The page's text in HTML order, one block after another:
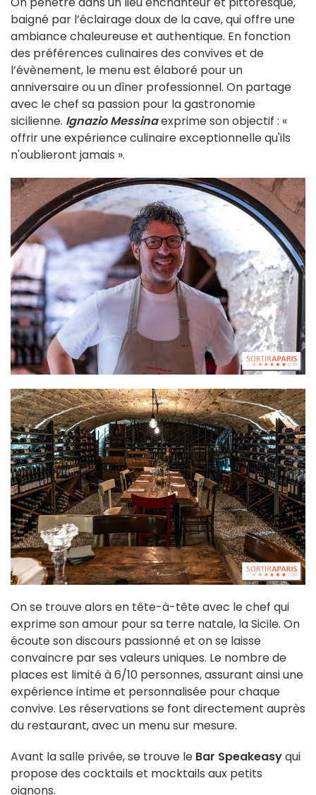
baigné par l’éclairage doux de la cave, qui offre une
ambiance chaleureuse et authentique. En fonction
des préférences culinaires des convives et de
l’évènement, le menu est élaboré pour un
anniversaire ou un dîner professionnel. On partage
avec le chef sa passion pour la gastronomie
sicilienne. Ignazio Messinaexprime son objectif : «
offrir une expérience culinaire exceptionnelle qu'ils
n'oublieront jamais ».
On se trouve alors en tête-à-tête avec le chef qui
exprime son amour pour sa terre natale, la Sicile. On
écoute son discours passionné et on se laisse
convaincre par ses valeurs uniques. Le nombre de
places est limité à 6/10 personnes, assurant ainsi une
expérience intime et personnalisée pour chaque
convive. Les réservations se font directement auprès
du restaurant, avec un menu sur mesure.
Avant la salle privée, se trouve le Bar Speakeasyqui
propose des cocktails et mocktails aux petits
oignons.